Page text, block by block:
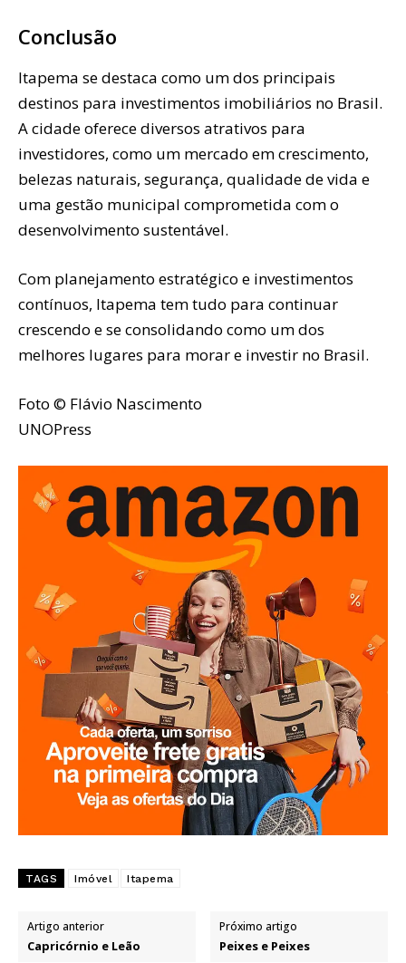
Conclusão
Itapema se destaca como um dos principais
destinos para investimentos imobiliários no Brasil.
A cidade oferece diversos atrativos para
investidores, como um mercado em crescimento,
belezas naturais, segurança, qualidade de vida e
uma gestão municipal comprometida com o
desenvolvimento sustentável.
Com planejamento estratégico e investimentos
contínuos, Itapema tem tudo para continuar
crescendo e se consolidando como um dos
melhores lugares para morar e investir no Brasil.
Foto © Flávio Nascimento
UNOPress
TAGS Imóvel Itapema
Artigo anterior
Capricórnio e Leão
Próximo artigo
Peixes e Peixes